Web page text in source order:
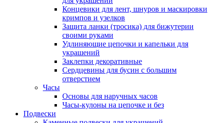
Концевики для лент, шнуров и маскировки
кримпов и узелков
Защита ланки (тросика) для бижутерии
своими руками
Удлиняющие цепочки и капельки для
украшений
Заклепки декоративные
Сердцевины для бусин с большим
отверстием
Часы
Основы для наручных часов
Часы-кулоны на цепочке и без
Подвески